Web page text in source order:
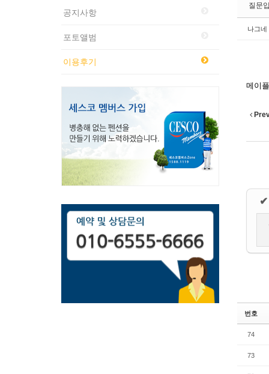
공지사항
포토앨범
이용후기
질문
나그네
메이
✔
번호
74
73